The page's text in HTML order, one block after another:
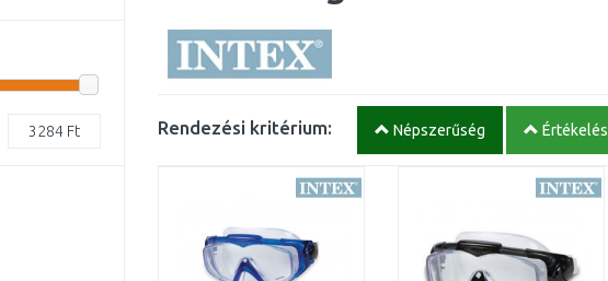
Rendezési kritérium: Népszerűség Értékelés
3284 Ft